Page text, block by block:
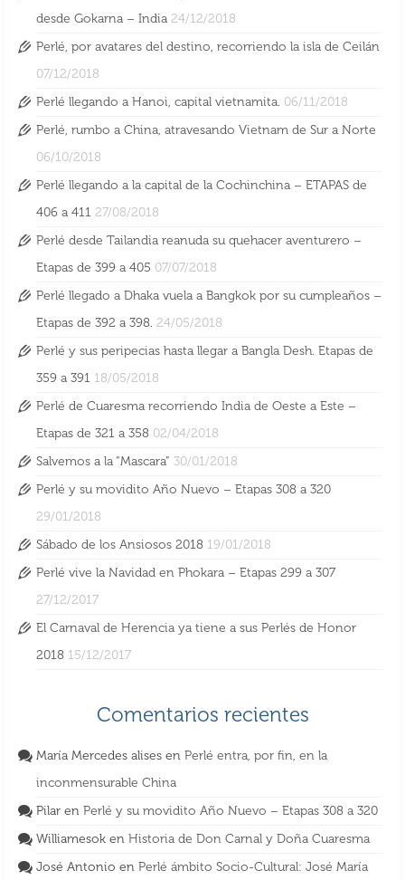
de Sur a Norte
6 Oct 2018
Perlé llegando a la capital de la Cochinchina
– ETAPAS de 406 a 411
desde Gokarna – India 24/12/2018
Perlé, por avatares del destino, recorriendo la isla de Ceilán
07/12/2018
Perlé llegando a Hanoi, capital vietnamita. 06/11/2018
Perlé, rumbo a China, atravesando Vietnam de Sur a Norte
06/10/2018
Perlé llegando a la capital de la Cochinchina – ETAPAS de
406 a 411 27/08/2018
Perlé desde Tailandia reanuda su quehacer aventurero –
Etapas de 399 a 405 07/07/2018
Perlé llegado a Dhaka vuela a Bangkok por su cumpleaños –
Etapas de 392 a 398. 24/05/2018
Perlé y sus peripecias hasta llegar a Bangla Desh. Etapas de
359 a 391 18/05/2018
Perlé de Cuaresma recorriendo India de Oeste a Este –
Etapas de 321 a 358 02/04/2018
Salvemos a la “Mascara” 30/01/2018
Perlé y su movidito Año Nuevo – Etapas 308 a 320
29/01/2018
Sábado de los Ansiosos 2018 19/01/2018
Perlé vive la Navidad en Phokara – Etapas 299 a 307
27/12/2017
El Carnaval de Herencia ya tiene a sus Perlés de Honor
2018 15/12/2017
Comentarios recientes
María Mercedes alises en Perlé entra, por fin, en la
inconmensurable China
Pilar en Perlé y su movidito Año Nuevo – Etapas 308 a 320
Williamesok en Historia de Don Carnal y Doña Cuaresma
José Antonio en Perlé ámbito Socio-Cultural: José María